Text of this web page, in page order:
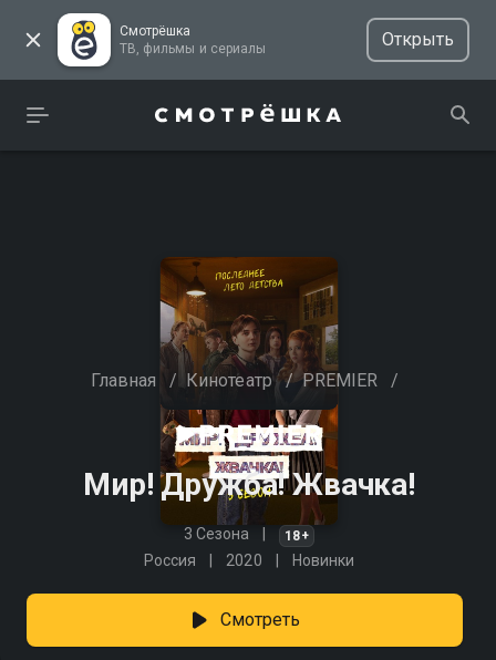
Смотрёшка
ТВ, фильмы и сериалы
Открыть
Главная / Кинотеатр / PREMIER /
Мир! Дружба! Жвачка!
3 Сезона 18+
Россия 2020 Новинки
Смотреть